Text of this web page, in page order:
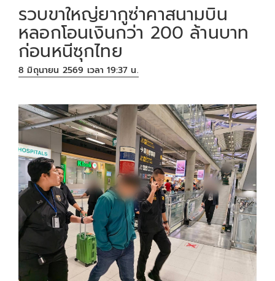
รวบขาใหญ่ยากูซ่าคาสนามบิน
หลอกโอนเงินกว่า 200 ล้านบาท
ก่อนหนีซุกไทย
8 มิถุนายน 2569 เวลา 19:37 น.